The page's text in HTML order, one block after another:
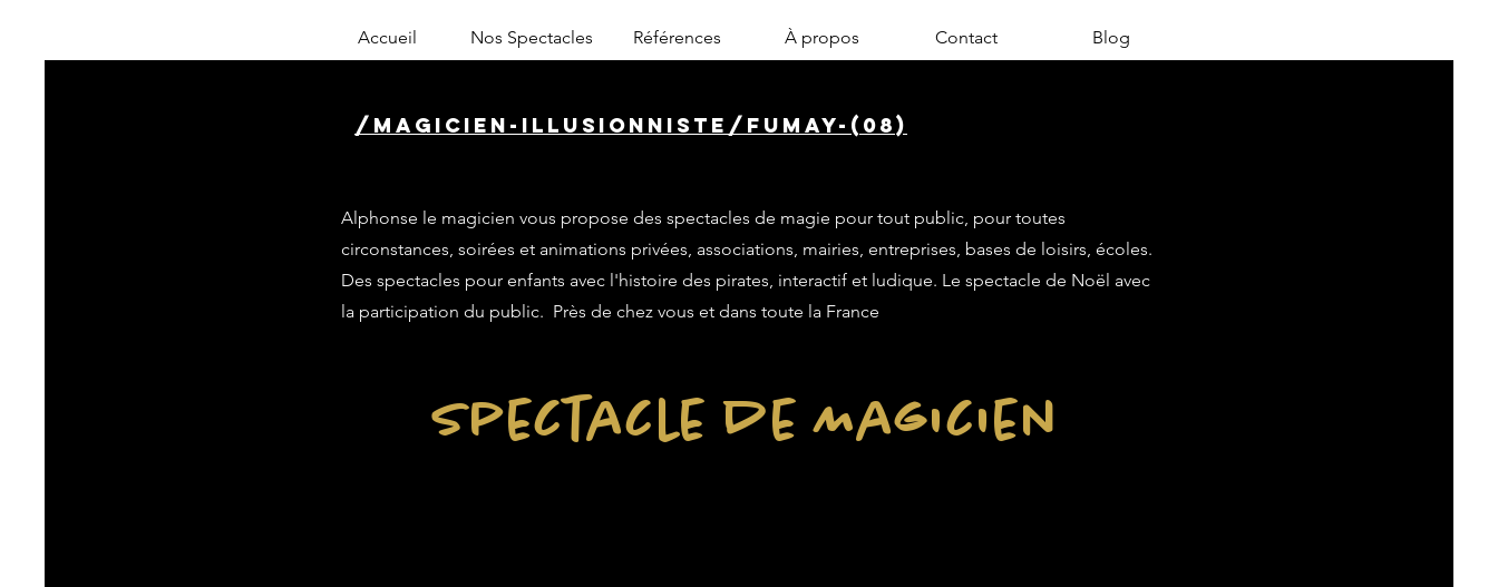
Accueil Nos Spectacles Références À propos Contact Blog
/magicien-illusionniste/fumay-(08)
Alphonse le magicien vous propose des spectacles de magie pour tout public, pour toutes
circonstances, soirées et animations privées, associations, mairies, entreprises, bases de loisirs, écoles.
Des spectacles pour enfants avec l'histoire des pirates, interactif et ludique. Le spectacle de Noël avec
la participation du public. Près de chez vous et dans toute la France
Spectacle de Magicien